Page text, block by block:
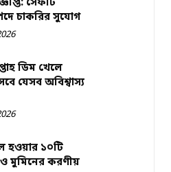
সেফটি
চাকরির সুযোগ
ডিম খেলে
যেসব অবিশ্বাস্য
হওয়ার ১০টি
ও মুমিনের করণীয়